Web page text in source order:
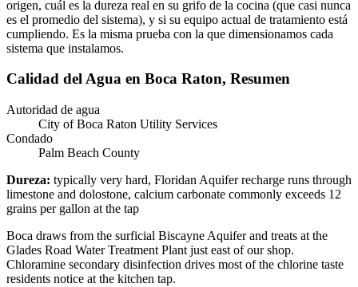
origen, cuál es la dureza real en su grifo de la cocina (que casi nunca
es el promedio del sistema), y si su equipo actual de tratamiento está
cumpliendo. Es la misma prueba con la que dimensionamos cada
sistema que instalamos.
Calidad del Agua en Boca Raton, Resumen
Autoridad de agua
City of Boca Raton Utility Services
Condado
Palm Beach County
Dureza: typically very hard, Floridan Aquifer recharge runs through
limestone and dolostone, calcium carbonate commonly exceeds 12
grains per gallon at the tap
Boca draws from the surficial Biscayne Aquifer and treats at the
Glades Road Water Treatment Plant just east of our shop.
Chloramine secondary disinfection drives most of the chlorine taste
residents notice at the kitchen tap.